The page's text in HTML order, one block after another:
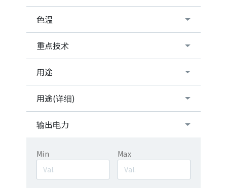
色温
重点技术
用途
用途(详细)
输出电力
Min Max